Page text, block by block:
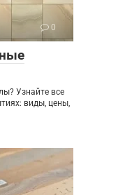
0
Узнайте все
виды, цены,